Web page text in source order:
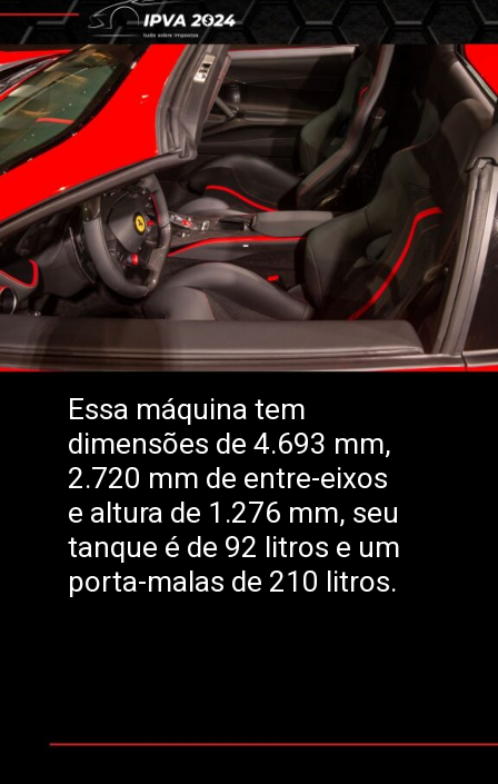
Essa máquina tem
dimensões de 4.693 mm,
2.720 mm de entre-eixos
e altura de 1.276 mm, seu
tanque é de 92 litros e um
porta-malas de 210 litros.